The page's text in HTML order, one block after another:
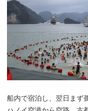
船内で宿泊し、翌日まず